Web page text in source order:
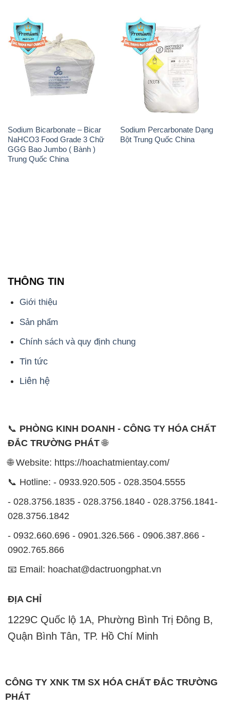
Sodium Bicarbonate – Bicar
NaHCO3 Food Grade 3 Chữ
GGG Bao Jumbo ( Bành )
Trung Quốc China
Sodium Percarbonate Dạng
Bột Trung Quốc China
THÔNG TIN
Giới thiệu
Sản phẩm
Chính sách và quy định chung
Tin tức
Liên hệ
📞 PHÒNG KINH DOANH - CÔNG TY HÓA CHẤT
ĐẮC TRƯỜNG PHÁT🌐
🌐 Website: https://hoachatmientay.com/
📞 Hotline: - 0933.920.505 - 028.3504.5555
- 028.3756.1835 - 028.3756.1840 - 028.3756.1841-
028.3756.1842
- 0932.660.696 - 0901.326.566 - 0906.387.866 -
0902.765.866
📧 Email: hoachat@dactruongphat.vn
ĐỊA CHỈ
1229C Quốc lộ 1A, Phường Bình Trị Đông B,
Quận Bình Tân, TP. Hồ Chí Minh
CÔNG TY XNK TM SX HÓA CHẤT ĐẮC TRƯỜNG
PHÁT